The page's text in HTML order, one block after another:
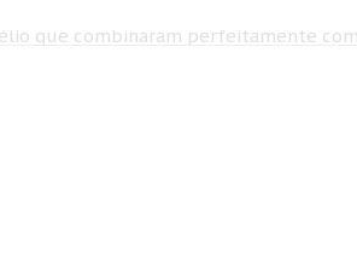
que combinaram perfeitamente